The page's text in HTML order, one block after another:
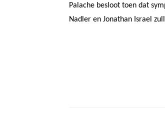
Palache besloot toen dat
Nadler en Jonathan Israel